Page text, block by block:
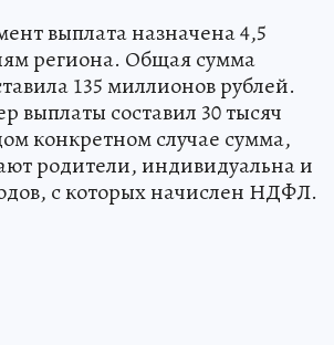
выплата назначена 4,5
региона. Общая сумма
135 миллионов рублей.
выплаты составил 30 тысяч
конкретном случае сумма,
родители, индивидуальна и
с которых начислен НДФЛ.